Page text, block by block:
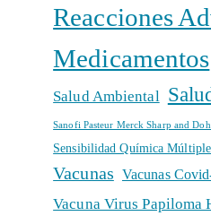
Reacciones
Medicamentos
Salud Ambiental
Sanofi Pasteur Merck Sharp and
Sensibilidad Química Múltiple
Vacunas Vacunas
Vacuna Virus Papiloma